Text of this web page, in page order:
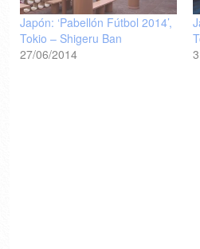
Japón: ‘Pabellón Fútbol 2014’,
Tokio – Shigeru Ban
27/06/2014